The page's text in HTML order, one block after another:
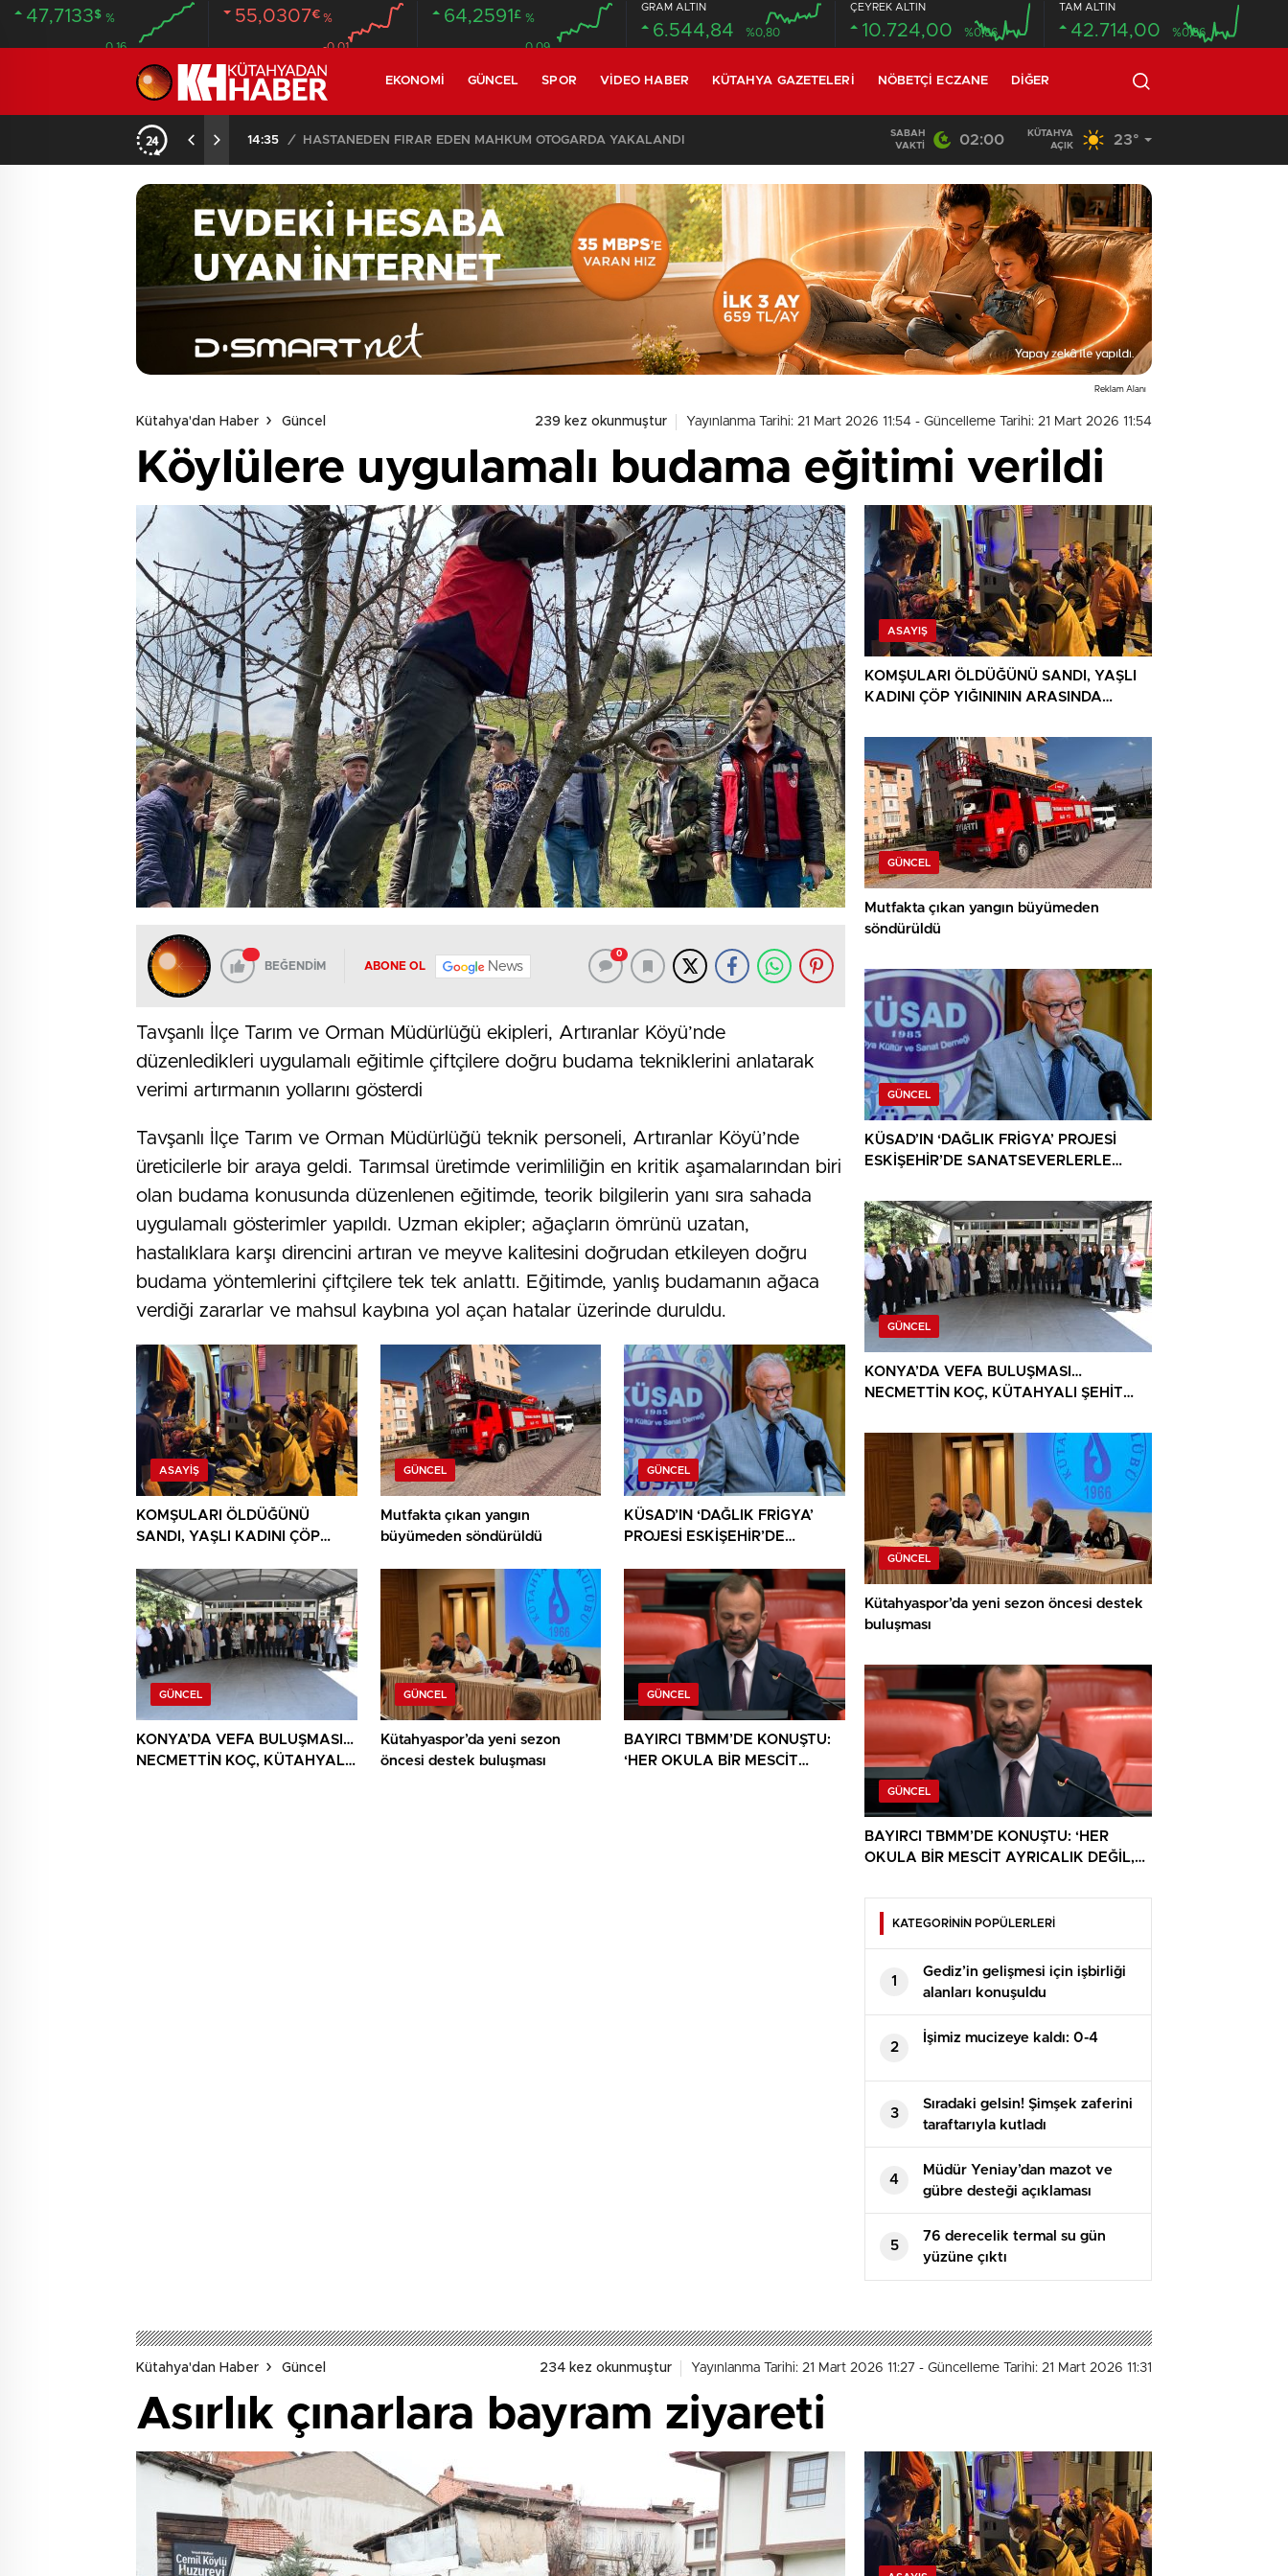
47,7133$ %
0.16
55,0307€ %
-0.01
64,2591 £ %
0.09
GRAM ALTIN
6.544,84 %0,80
ÇEYREK ALTIN
10.724,00 %0,86
TAM ALTIN
42.714,00 %0,86
EKONOMI GÜNCEL SPOR VIDEO HABER KÜTAHYA GAZETELERI NÖBETÇI ECZANE DIĞER
14:35 / HASTANEDEN FİRAR EDEN MAHKUM OTOGARDA YAKALANDI 20:58 /
SABAH
VAKTI
02:00
KÜTAHYA
AÇIK
23°
Reklam Alanı
Kütahya'dan Haber Güncel 239 kez okunmuştur Yayınlanma Tarihi: 21 Mart 2026 11:54 - Güncelleme Tarihi: 21 Mart 2026 11:54
Köylülere uygulamalı budama eğitimi verildi
BEĞENDİM ABONE OL News
0
Tavşanlı İlçe Tarım ve Orman Müdürlüğü ekipleri, Artıranlar Köyü’nde
düzenledikleri uygulamalı eğitimle çiftçilere doğru budama tekniklerini anlatarak
verimi artırmanın yollarını gösterdi
Tavşanlı İlçe Tarım ve Orman Müdürlüğü teknik personeli, Artıranlar Köyü’nde
üreticilerle bir araya geldi. Tarımsal üretimde verimliliğin en kritik aşamalarından biri
olan budama konusunda düzenlenen eğitimde, teorik bilgilerin yanı sıra sahada
uygulamalı gösterimler yapıldı. Uzman ekipler; ağaçların ömrünü uzatan,
hastalıklara karşı direncini artıran ve meyve kalitesini doğrudan etkileyen doğru
budama yöntemlerini çiftçilere tek tek anlattı. Eğitimde, yanlış budamanın ağaca
verdiği zararlar ve mahsul kaybına yol açan hatalar üzerinde duruldu.
ASAYIŞ
KOMŞULARI ÖLDÜĞÜNÜ
SANDI, YAŞLI KADINI ÇÖP
BULUNDU
GÜNCEL
Mutfakta çıkan yangın
büyümeden söndürüldü
GÜNCEL
KÜSAD’IN ‘DAĞLIK FRİGYA’
PROJESİ ESKİŞEHİR’DE
BULUŞUYOR
GÜNCEL
KONYA’DA VEFA BULUŞMASI…
NECMETTİN KOÇ, KÜTAHYALI
GÜNCEL
Kütahyaspor’da yeni sezon
öncesi destek buluşması
GÜNCEL
BAYIRCI TBMM’DE KONUŞTU:
‘HER OKULA BİR MESCİT
ASAYIŞ
KOMŞULARI ÖLDÜĞÜNÜ SANDI, YAŞLI
KADINI ÇÖP YIĞINININ ARASINDA
GÜNCEL
Mutfakta çıkan yangın büyümeden
söndürüldü
GÜNCEL
KÜSAD’IN ‘DAĞLIK FRİGYA’ PROJESİ
ESKİŞEHİR’DE SANATSEVERLERLE
GÜNCEL
KONYA’DA VEFA BULUŞMASI…
NECMETTİN KOÇ, KÜTAHYALI ŞEHİT
GÜNCEL
Kütahyaspor’da yeni sezon öncesi destek
buluşması
GÜNCEL
BAYIRCI TBMM’DE KONUŞTU: ‘HER
OKULA BİR MESCİT AYRICALIK DEĞİL,
KATEGORİNİN POPÜLERLERİ
1
Gediz’in gelişmesi için işbirliği
alanları konuşuldu
2
İşimiz mucizeye kaldı: 0-4
3
Sıradaki gelsin! Şimşek zaferini
taraftarıyla kutladı
4
Müdür Yeniay’dan mazot ve
gübre desteği açıklaması
5
76 derecelik termal su gün
yüzüne çıktı
Kütahya'dan Haber Güncel 234 kez okunmuştur Yayınlanma Tarihi: 21 Mart 2026 11:27 - Güncelleme Tarihi: 21 Mart 2026 11:31
Asırlık çınarlara bayram ziyareti